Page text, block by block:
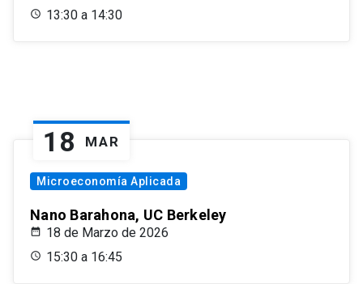
13:30 a 14:30
18 MAR
Microeconomía Aplicada
Nano Barahona, UC Berkeley
18 de Marzo de 2026
15:30 a 16:45